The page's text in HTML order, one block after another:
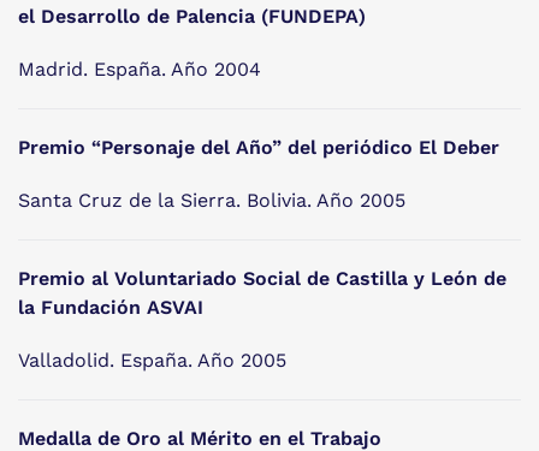
el Desarrollo de Palencia (FUNDEPA)
Madrid. España. Año 2004
Premio “Personaje del Año” del periódico El Deber
Santa Cruz de la Sierra. Bolivia. Año 2005
Premio al Voluntariado Social de Castilla y León de
la Fundación ASVAI
Valladolid. España. Año 2005
Medalla de Oro al Mérito en el Trabajo